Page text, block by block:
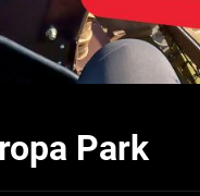
Park